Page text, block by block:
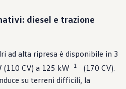
navigatore
rete di telefonia mobile 2G/3G
diesel e trazione
ad alta ripresa è disponibile in 3
CV) a 125 kW
1
(170 CV).
su terreni difficili, la